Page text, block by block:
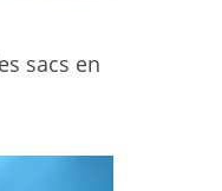
sacs en